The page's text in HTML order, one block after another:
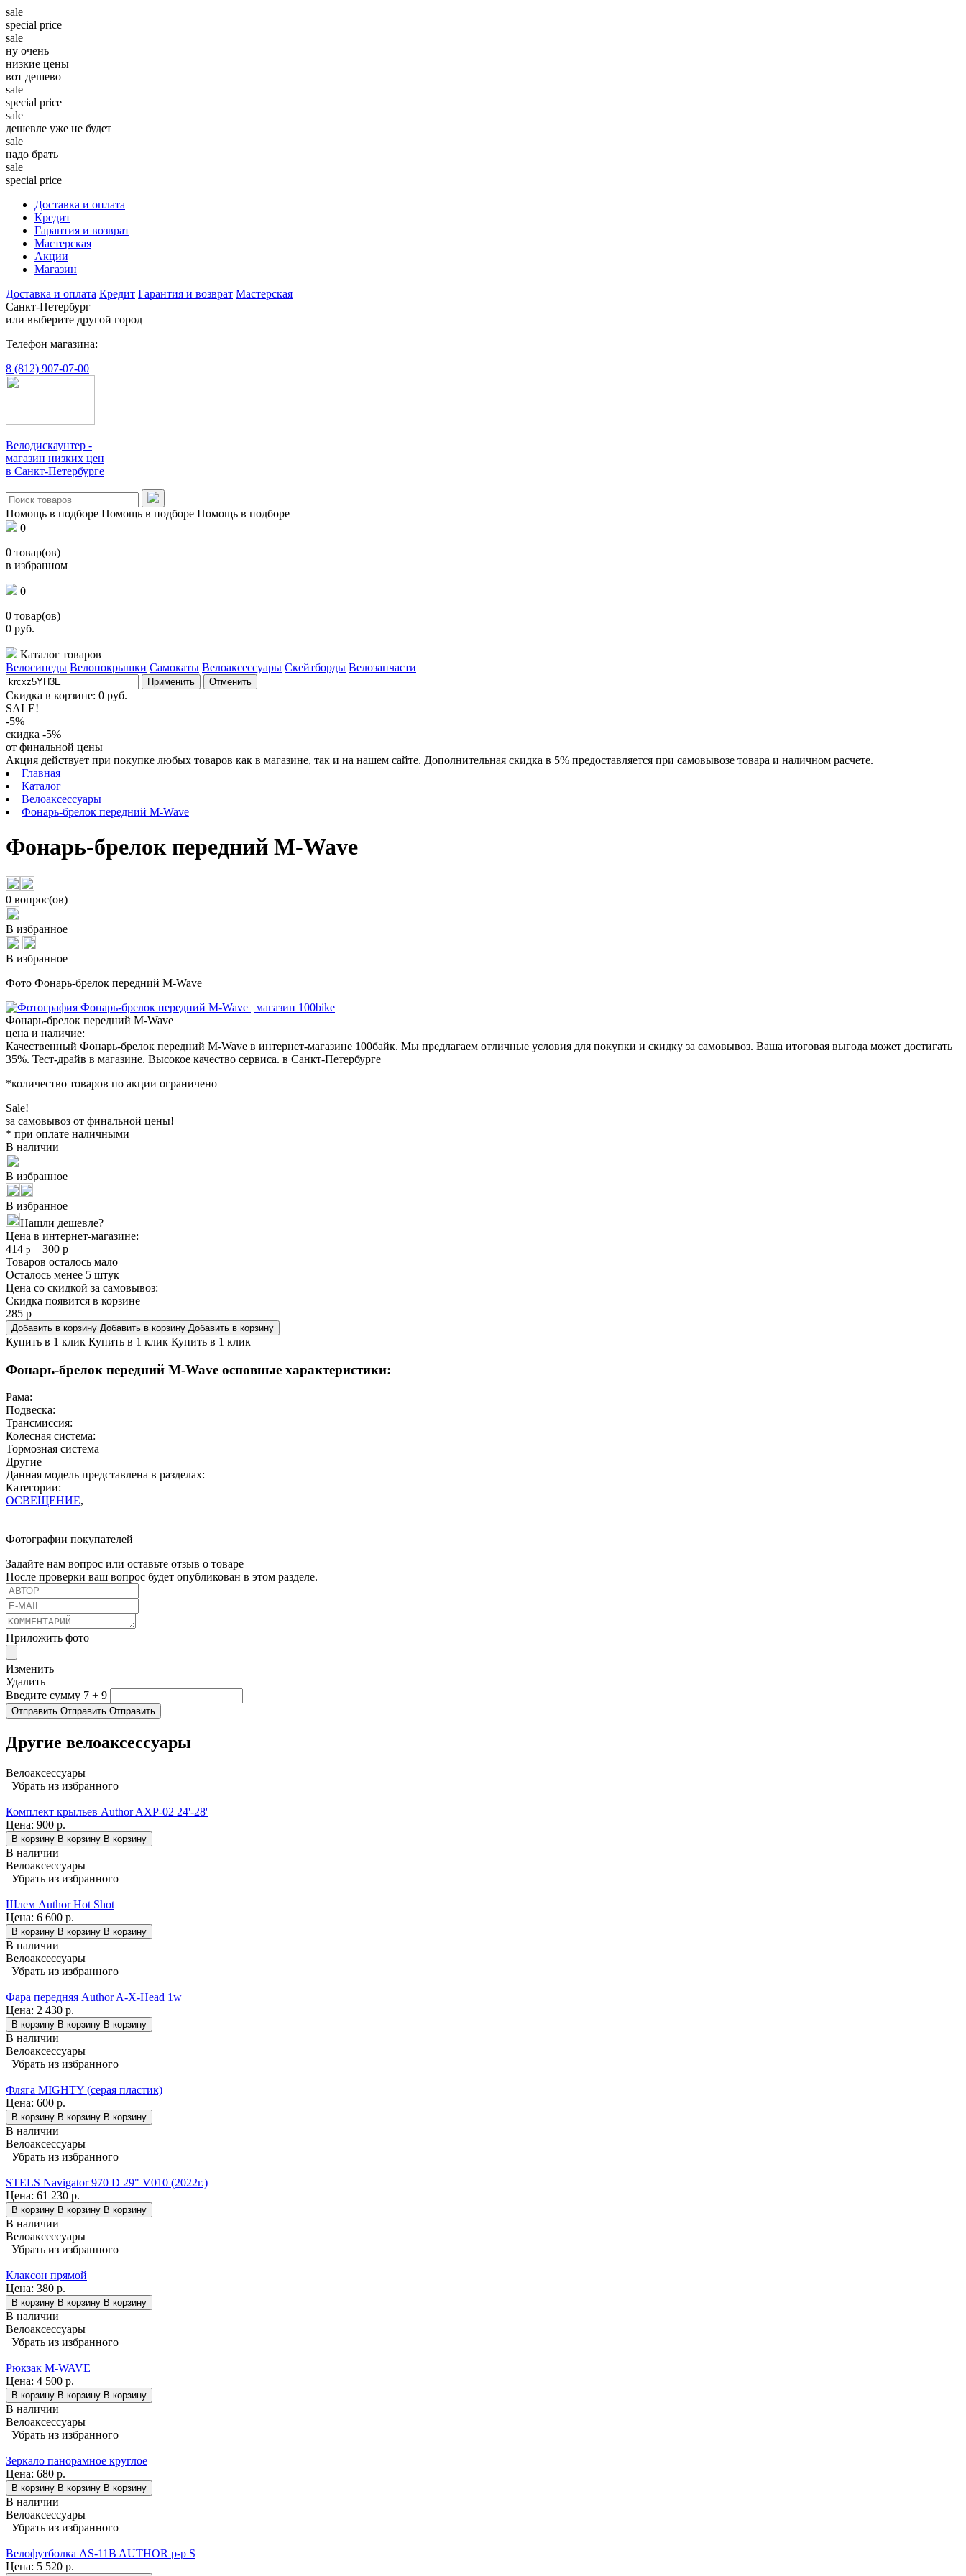
sale
special price
sale
ну очень
низкие цены
вот дешево
sale
special price
sale
дешевле уже не будет
sale
надо брать
sale
special price
Доставка и оплата
Кредит
Гарантия и возврат
Мастерская
Акции
Магазин
Доставка и оплата Кредит Гарантия и возврат Мастерская
Санкт-Петербург
или выберите другой город
Телефон магазина:
8 (812) 907-07-00
Велодискаунтер -
магазин низких цен
в Санкт-Петербурге
Помощь в подборе Помощь в подборе Помощь в подборе
0
0 товар(ов)
в избранном
0
0 товар(ов)
0 руб.
Каталог товаров
Велосипеды Велопокрышки Самокаты Велоаксессуары Скейтборды Велозапчасти
Применить Отменить
Скидка в корзине: 0 руб.
SALE!
-5%
скидка -5%
от финальной цены
Акция действует при покупке любых товаров как в магазине, так и на нашем сайте. Дополнительная скидка в 5% предоставляется при самовывозе товара и наличном расчете.
Главная
Каталог
Велоаксессуары
Фонарь-брелок передний M-Wave
Фонарь-брелок передний M-Wave
0 вопрос(ов)
В избранное
В избранное
Фото Фонарь-брелок передний M-Wave
Фонарь-брелок передний M-Wave
цена и наличие:
Качественный Фонарь-брелок передний M-Wave в интернет-магазине 100байк. Мы предлагаем отличные условия для покупки и скидку за самовывоз. Ваша итоговая выгода может достигать
35%. Тест-драйв в магазине. Высокое качество сервиса. в Санкт-Петербурге
*количество товаров по акции ограничено
Sale!
за самовывоз от финальной цены!
* при оплате наличными
В наличии
В избранное
В избранное
Нашли дешевле?
Цена в интернет-магазине:
414 р 300 р
Товаров осталось мало
Осталось менее 5 штук
Цена со скидкой за самовывоз:
Скидка появится в корзине
285 р
Добавить в корзину Добавить в корзину Добавить в корзину
Купить в 1 клик Купить в 1 клик Купить в 1 клик
Фонарь-брелок передний M-Wave основные характеристики:
Рама:
Подвеска:
Трансмиссия:
Колесная система:
Тормозная система
Другие
Данная модель представлена в разделах:
Категории:
ОСВЕЩЕНИЕ,
Фотографии покупателей
Задайте нам вопрос или оставьте отзыв о товаре
После проверки ваш вопрос будет опубликован в этом разделе.
Приложить фото
Изменить
Удалить
Введите сумму 7 + 9
Отправить Отправить Отправить
Другие велоаксессуары
Велоаксессуары
Убрать из избранного
Комплект крыльев Author AXP-02 24'-28'
Цена: 900 р.
В корзину В корзину В корзину
В наличии
Велоаксессуары
Убрать из избранного
Шлем Author Hot Shot
Цена: 6 600 р.
В корзину В корзину В корзину
В наличии
Велоаксессуары
Убрать из избранного
Фара передняя Author A-X-Head 1w
Цена: 2 430 р.
В корзину В корзину В корзину
В наличии
Велоаксессуары
Убрать из избранного
Фляга MIGHTY (серая пластик)
Цена: 600 р.
В корзину В корзину В корзину
В наличии
Велоаксессуары
Убрать из избранного
STELS Navigator 970 D 29" V010 (2022г.)
Цена: 61 230 р.
В корзину В корзину В корзину
В наличии
Велоаксессуары
Убрать из избранного
Клаксон прямой
Цена: 380 р.
В корзину В корзину В корзину
В наличии
Велоаксессуары
Убрать из избранного
Рюкзак M-WAVE
Цена: 4 500 р.
В корзину В корзину В корзину
В наличии
Велоаксессуары
Убрать из избранного
Зеркало панорамное круглое
Цена: 680 р.
В корзину В корзину В корзину
В наличии
Велоаксессуары
Убрать из избранного
Велофутболка AS-11B AUTHOR р-р S
Цена: 5 520 р.